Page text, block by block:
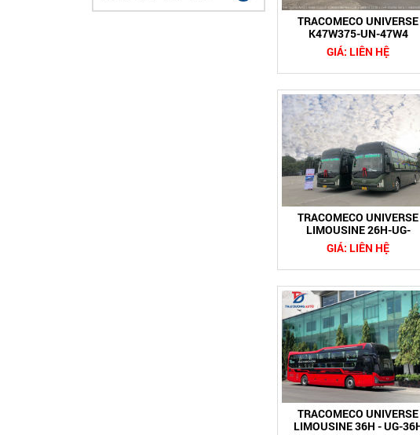
TRACOMECO UNIVERSE
K47W375-UN-47W4
GIÁ: LIÊN HỆ
TRACOMECO UNIVERSE
LIMOUSINE 26H-UG-
26H2
GIÁ: LIÊN HỆ
TRACOMECO UNIVERSE
LIMOUSINE 36H - UG-